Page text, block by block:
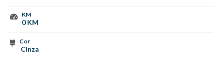
KM
0 KM
Cor
Cinza